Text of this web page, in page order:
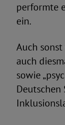
performte
ein.
Auch
auch
sowie